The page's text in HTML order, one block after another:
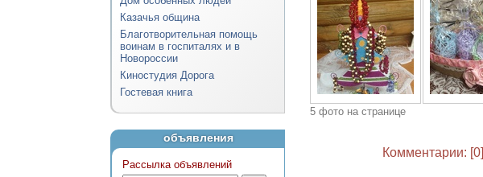
Казачья община
Благотворительная помощь
воинам в госпиталях и в
Новороссии
Киностудия Дорога
Гостевая книга
объявления
Рассылка объявлений
5 фото на странице
Комментарии: [0]